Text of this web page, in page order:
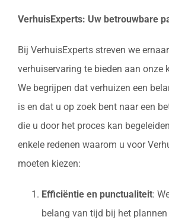
VerhuisExperts: Uw betrouwbare
Bij VerhuisExperts streven we
verhuiservaring te bieden aan onze
We begrijpen dat verhuizen een
is en dat u op zoek bent naar een
die u door het proces kan
enkele redenen waarom u voor
moeten kiezen:
Efficiëntie en punctualiteit:
belang van tijd bij het plannen